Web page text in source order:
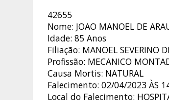
42655
Nome: JOAO MANOEL DE
Idade: 85 Anos
Filiação: MANOEL SEVERINO
Profissão: MECANICO
Causa Mortis: NATURAL
Falecimento: 02/04/2023 ÀS
Local do Falecimento: